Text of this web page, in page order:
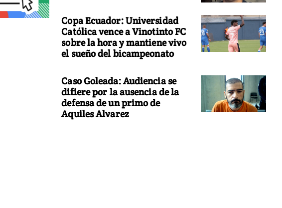
Copa Ecuador: Universidad
Católica vence a Vinotinto FC
sobre la hora y mantiene vivo
el sueño del bicampeonato
Caso Goleada: Audiencia se
difiere por la ausencia de la
defensa de un primo de
Aquiles Alvarez